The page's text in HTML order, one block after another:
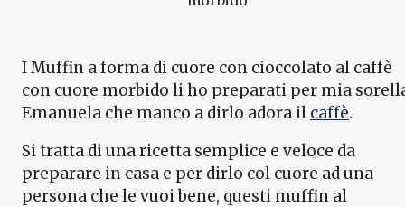
I Muffin a forma di cuore con cioccolato al caffè
con cuore morbido li ho preparati per mia
Emanuela che manco a dirlo adora il caffè.
Si tratta di una ricetta semplice e veloce da
preparare in casa e per dirlo col cuore ad una
persona che le vuoi bene, questi muffin al